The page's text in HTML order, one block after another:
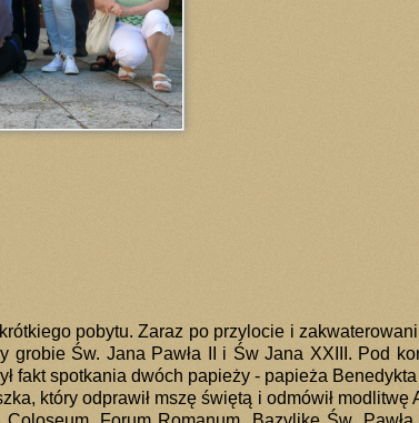
pobytu. Zaraz po przylocie i
grobie Św. Jana Pawła II i Św Jana XXIII. Pod
fakt spotkania dwóch papieży - papieża
który odprawił mszę świętą i odmówił